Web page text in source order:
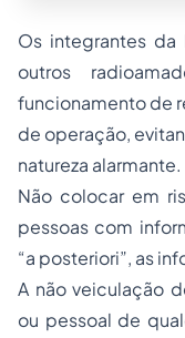
Os integrantes da
outros
funcionamento de
de operação,
natureza alarmante.
Não colocar em
pessoas com
“a posteriori”, as
A não veiculação
ou pessoal de